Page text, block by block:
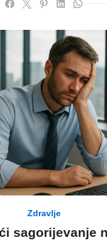
Zdravlje
sagorijevanje